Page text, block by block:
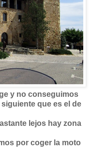
y no conseguimos
que es el de
lejos hay zona
por coger la moto